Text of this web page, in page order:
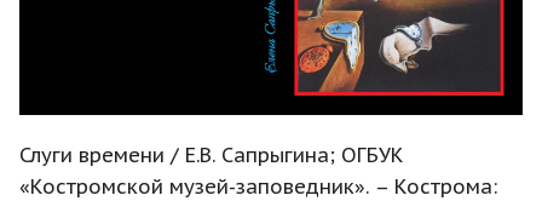
Слуги времени / Е.В. Сапрыгина; ОГБУК
«Костромской музей-заповедник». – Кострома: